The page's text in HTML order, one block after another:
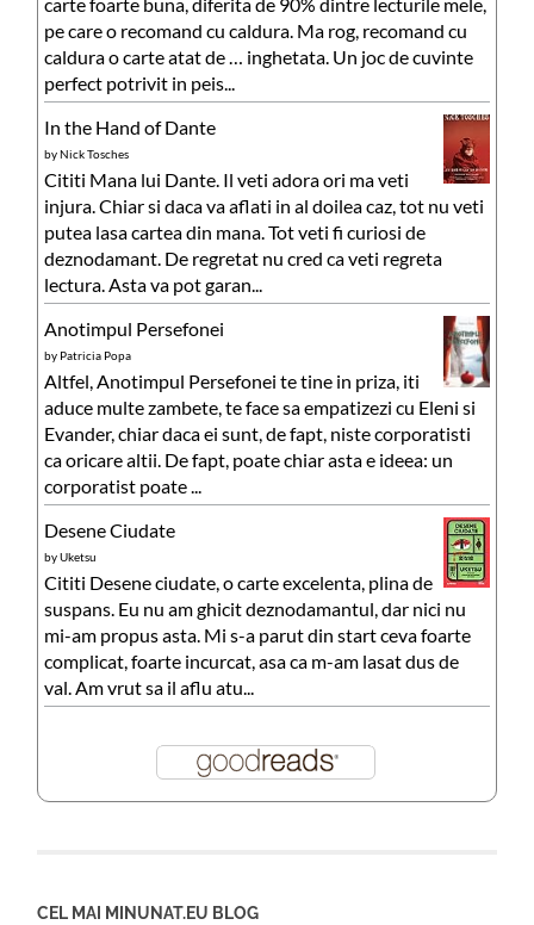
pe care o recomand cu caldura. Ma rog, recomand cu
caldura o carte atat de … inghetata. Un joc de cuvinte
perfect potrivit in peis...
In the Hand of Dante
byNick Tosches
Cititi Mana lui Dante. Il veti adora ori ma veti
injura. Chiar si daca va aflati in al doilea caz, tot nu veti
putea lasa cartea din mana. Tot veti fi curiosi de
deznodamant. De regretat nu cred ca veti regreta
lectura. Asta va pot garan...
Anotimpul Persefonei
by Patricia Popa
Altfel, Anotimpul Persefonei te tine in priza, iti
aduce multe zambete, te face sa empatizezi cu Eleni si
Evander, chiar daca ei sunt, de fapt, niste corporatisti
ca oricare altii. De fapt, poate chiar asta e ideea: un
corporatist poate ...
Desene Ciudate
byUketsu
Cititi Desene ciudate, o carte excelenta, plina de
suspans. Eu nu am ghicit deznodamantul, dar nici nu
mi-am propus asta. Mi s-a parut din start ceva foarte
complicat, foarte incurcat, asa ca m-am lasat dus de
val. Am vrut sa il aflu atu...
CEL MAI MINUNAT.EU BLOG